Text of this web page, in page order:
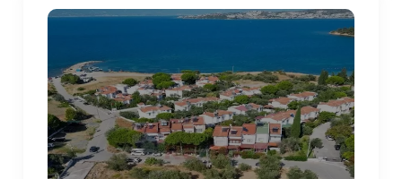
ドした味わいが特徴です。いくつかの人気のある
「バルケシル・キョフテ」（地元の独特の風味を
加えたミートボール）などの料理をお試しくださ
い。 レシピ）、「ケッレ・パサ」（羊の頭と羊の
頭で作る伝統的なスープ） フィート）、「アイワ
ルクトースト」（さまざまな具材が入った特製サ
ンドイッチ）。 滞在中に地元の美味しい料理を味
わう機会をお見逃しなく。